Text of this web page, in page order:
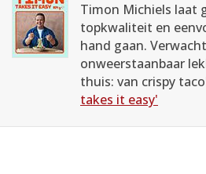
Timon Michiels laat
topkwaliteit en
hand gaan.
onweerstaanbaar
thuis: van crispy
takes it easy'